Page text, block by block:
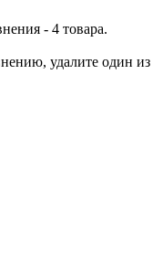
- 4 товара.
удалите один из